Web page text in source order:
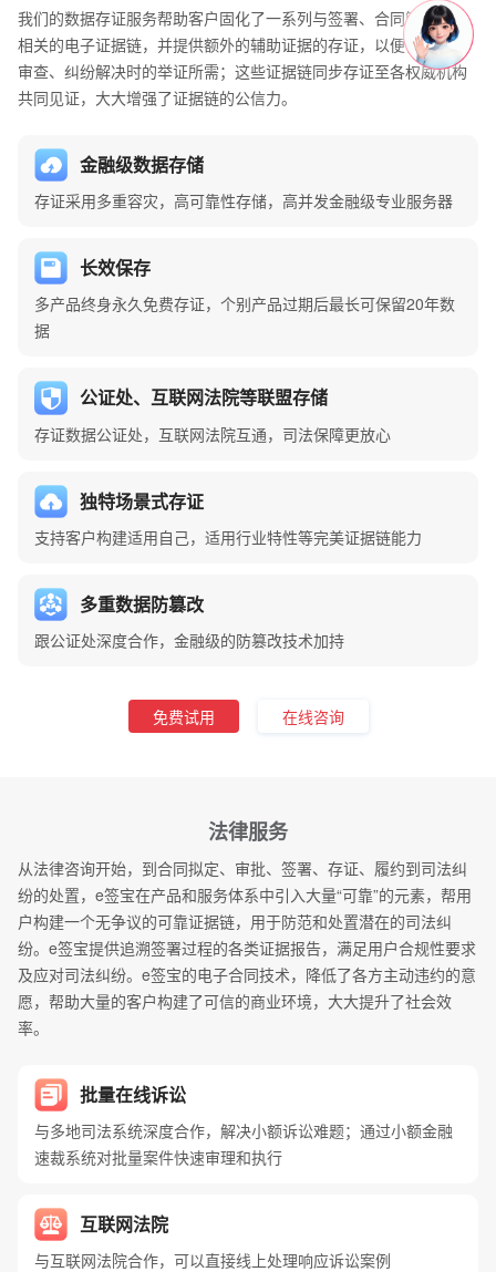
我们的数据存证服务帮助客户固化了一系列与签署、合同管理场景
相关的电子证据链，并提供额外的辅助证据的存证，以便日后合规
审查、纠纷解决时的举证所需；这些证据链同步存证至各权威机构
共同见证，大大增强了证据链的公信力。
金融级数据存储
存证采用多重容灾，高可靠性存储，高并发金融级专业服务器
长效保存
多产品终身永久免费存证，个别产品过期后最长可保留20年数
据
公证处、互联网法院等联盟存储
存证数据公证处，互联网法院互通，司法保障更放心
独特场景式存证
支持客户构建适用自己，适用行业特性等完美证据链能力
多重数据防篡改
跟公证处深度合作，金融级的防篡改技术加持
免费试用 在线咨询
法律服务
从法律咨询开始，到合同拟定、审批、签署、存证、履约到司法纠
纷的处置，e签宝在产品和服务体系中引入大量“可靠”的元素，帮用
户构建一个无争议的可靠证据链，用于防范和处置潜在的司法纠
纷。e签宝提供追溯签署过程的各类证据报告，满足用户合规性要求
及应对司法纠纷。e签宝的电子合同技术，降低了各方主动违约的意
愿，帮助大量的客户构建了可信的商业环境，大大提升了社会效
率。
批量在线诉讼
与多地司法系统深度合作，解决小额诉讼难题；通过小额金融
速裁系统对批量案件快速审理和执行
互联网法院
与互联网法院合作，可以直接线上处理响应诉讼案例